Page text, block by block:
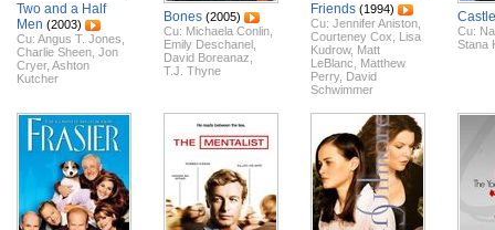
Two and a Half
Men (2003)
Cu: Angus T. Jones
Charlie Sheen Jon
Cryer, Ashton
Kutcher
Bones (2005)
Cu: Michaela Conlin
Emily Deschanel
David Boreanaz
T.J. Thyne
Friends (1994)
Cu: Jennifer Aniston
Courteney Cox
Lisa
Kudrow, Matt
LeBlanc
Matthew
Perry, David
Schwimmer
Castle
Cu:
Stana